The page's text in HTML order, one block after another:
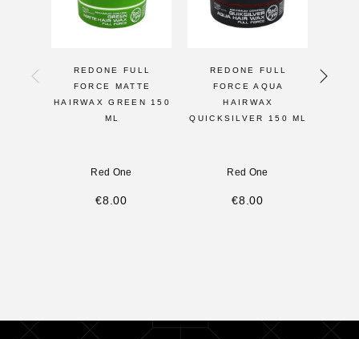
REDONE FULL
FORCE MATTE
HAIRWAX GREEN 150
ML
Red One
€8.00
REDONE FULL
FORCE AQUA
HAIRWAX
QUICKSILVER 150 ML
Red One
€8.00